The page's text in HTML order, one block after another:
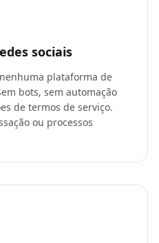
sociais
plataforma de
bots, sem automação
de termos de serviço.
ou processos